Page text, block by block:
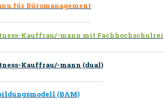
für Büromanagement
Kauffrau/-mann mit
Kauffrau/-mann (dual)
(BAM)